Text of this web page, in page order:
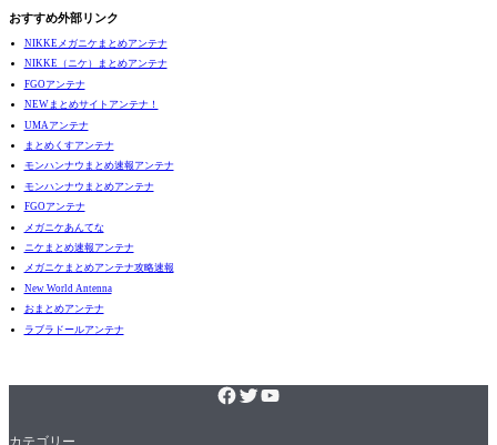
おすすめ外部リンク
NIKKEメガニケまとめアンテナ
NIKKE（ニケ）まとめアンテナ
FGOアンテナ
NEWまとめサイトアンテナ！
UMAアンテナ
まとめくすアンテナ
モンハンナウまとめ速報アンテナ
モンハンナウまとめアンテナ
FGOアンテナ
メガニケあんてな
ニケまとめ速報アンテナ
メガニケまとめアンテナ攻略速報
New World Antenna
おまとめアンテナ
ラブラドールアンテナ
カテゴリー